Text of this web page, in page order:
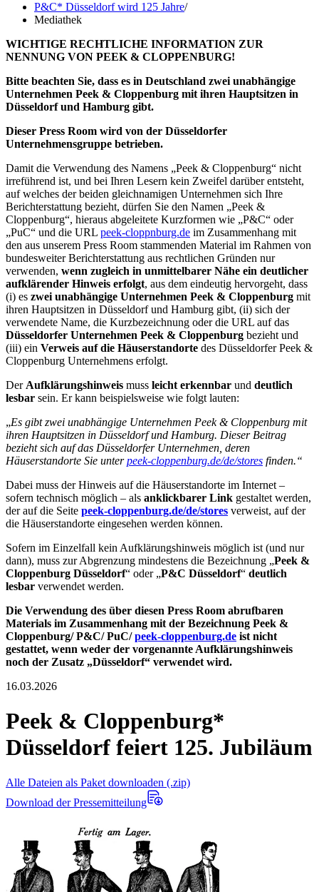
P&C* Düsseldorf wird 125 Jahre/
Mediathek
WICHTIGE RECHTLICHE INFORMATION ZUR
NENNUNG VON PEEK & CLOPPENBURG!
Bitte beachten Sie, dass es in Deutschland zwei unabhängige
Unternehmen Peek & Cloppenburg mit ihren Hauptsitzen in
Düsseldorf und Hamburg gibt.
Dieser Press Room wird von der Düsseldorfer
Unternehmensgruppe betrieben.
Damit die Verwendung des Namens „Peek & Cloppenburg“ nicht
irreführend ist, und bei Ihren Lesern kein Zweifel darüber entsteht,
auf welches der beiden gleichnamigen Unternehmen sich Ihre
Berichterstattung bezieht, dürfen Sie den Namen „Peek &
Cloppenburg“, hieraus abgeleitete Kurzformen wie „P&C“ oder
„PuC“ und die URL peek-cloppnburg.de im Zusammenhang mit
den aus unserem Press Room stammenden Material im Rahmen von
bundesweiter Berichterstattung aus rechtlichen Gründen nur
verwenden, wenn zugleich in unmittelbarer Nähe ein deutlicher
aufklärender Hinweis erfolgt, aus dem eindeutig hervorgeht, dass
(i) es zwei unabhängige Unternehmen Peek & Cloppenburg mit
ihren Hauptsitzen in Düsseldorf und Hamburg gibt, (ii) sich der
verwendete Name, die Kurzbezeichnung oder die URL auf das
Düsseldorfer Unternehmen Peek & Cloppenburg bezieht und
(iii) ein Verweis auf die Häuserstandorte des Düsseldorfer Peek &
Cloppenburg Unternehmens erfolgt.
Der Aufklärungshinweis muss leicht erkennbar und deutlich
lesbar sein. Er kann beispielsweise wie folgt lauten:
„Es gibt zwei unabhängige Unternehmen Peek & Cloppenburg mit
ihren Hauptsitzen in Düsseldorf und Hamburg. Dieser Beitrag
bezieht sich auf das Düsseldorfer Unternehmen, deren
Häuserstandorte Sie unterpeek-cloppenburg.de/de/stores finden.“
Dabei muss der Hinweis auf die Häuserstandorte im Internet –
sofern technisch möglich – als anklickbarer Link gestaltet werden,
der auf die Seite peek-cloppenburg.de/de/stores verweist, auf der
die Häuserstandorte eingesehen werden können.
Sofern im Einzelfall kein Aufklärungshinweis möglich ist (und nur
dann), muss zur Abgrenzung mindestens die Bezeichnung „Peek &
Cloppenburg Düsseldorf“ oder „P&C Düsseldorf“ deutlich
lesbar verwendet werden.
Die Verwendung des über diesen Press Room abrufbaren
Materials im Zusammenhang mit der Bezeichnung Peek &
Cloppenburg/ P&C/ PuC/peek-cloppenburg.de ist nicht
gestattet, wenn weder der vorgenannte Aufklärungshinweis
noch der Zusatz „Düsseldorf“ verwendet wird.
16.03.2026
Peek & Cloppenburg*
Düsseldorf feiert 125. Jubiläum
Alle Dateien als Paket downloaden (.zip)
Download der Pressemitteilung